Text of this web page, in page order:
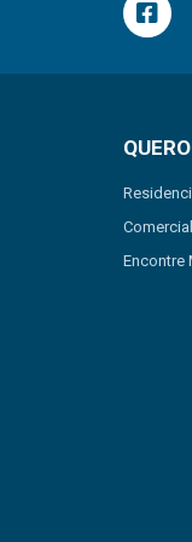
Comercial
Encontre